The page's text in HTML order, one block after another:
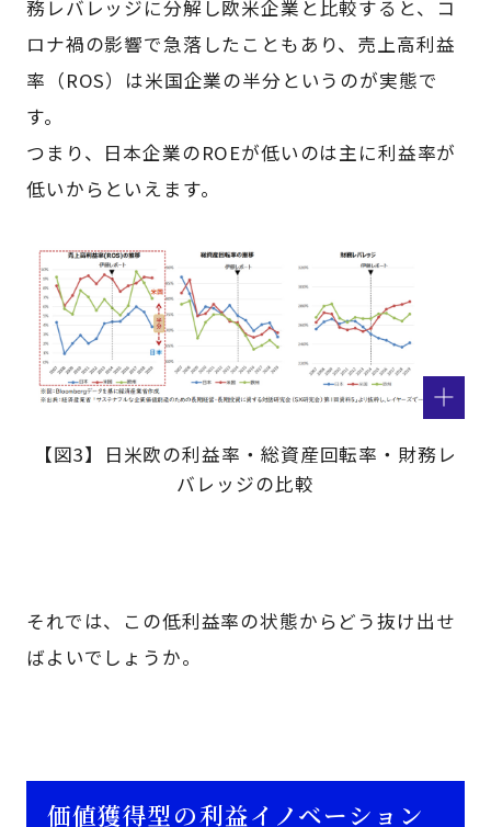
務レバレッジに分解し欧米企業と比較すると、コ
ロナ禍の影響で急落したこともあり、売上高利益
率（ROS）は米国企業の半分というのが実態で
す。
つまり、日本企業のROEが低いのは主に利益率が
低いからといえます。
【図3】日米欧の利益率・総資産回転率・財務レ
バレッジの比較
それでは、この低利益率の状態からどう抜け出せ
ばよいでしょうか。
価値獲得型の利益イノベーション